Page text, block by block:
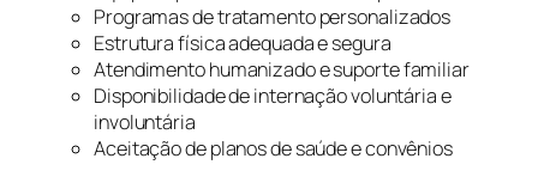
Programas de tratamento personalizados
Estrutura física adequada e segura
Atendimento humanizado e suporte familiar
Disponibilidade de internação voluntária e
involuntária
Aceitação de planos de saúde e convênios